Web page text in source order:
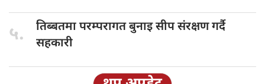
५. तिब्बतमा परम्परागतबुनाइ सीप संरक्षण गर्दै
सहकारी